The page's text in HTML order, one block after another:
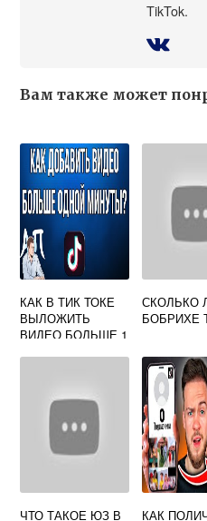
TikTok.
Вам также может
КАК В ТИК ТОКЕ
ВЫЛОЖИТЬ
ВИДЕО БОЛЬШЕ 1
СКОЛЬКО
БОБРИХЕ
ЧТО ТАКОЕ ЮЗ В КАК